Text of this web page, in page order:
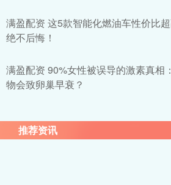
满盈配资 这5款智能化燃油车性价比
绝不后悔！
满盈配资 90%女性被误导的激素真相
物会致卵巢早衰？
推荐资讯